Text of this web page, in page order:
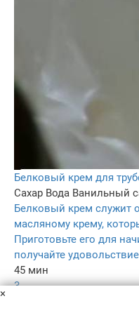
Белковый крем для
Сахар Вода Ванильный
Белковый крем служит
масляному крему,
Приготовьте его для
получайте
45 мин
3
×